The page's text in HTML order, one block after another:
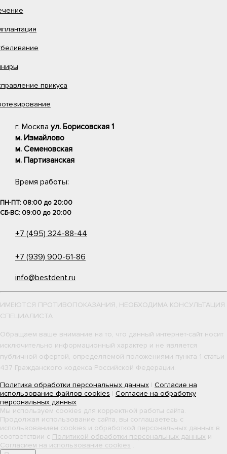
Другие услуги
Керамические брекеты
ОТЗЫВЫ ПО ДАННОЙ УСЛУГЕ
прикуса
г. Москва ул. Борисовская 1
м. Измайлово
м. Семеновская
м. Партизанская
Время работы:
ПН-ПТ: 08:00 до 20:00
СБ-ВС: 09:00 до 20:00
+7 (495) 324-88-44
+7 (939) 900-61-86
info@bestdent.ru
ИМЕЮТСЯ ПРОТИВОПОКАЗАНИЯ, НЕОБХОДИМА КОНСУЛЬТАЦИЯ
СПЕЦИАЛИСТА
Обращаем ваше внимание на то, что данный интернет-сайт носит
исключительно информационный характер и не является
публичной офертой, определяемой положениями пункта 1 статьи
437 Гражданского кодекса Российской Федерации.
Политика обработки персональных данных | Согласие на
использование файлов cookies | Согласие на обработку
персональных данных
Мы используем cookies для корректной работы сайта.
Продолжая использование сайта, вы соглашаетесь с
использованием cookies и обработкой персональных данных в
соответствии с Политикой обработки персональных данных и
Согласием на использование cookies .